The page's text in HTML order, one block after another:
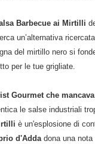
Barbecue ai Mirtilli
un’alternativa
del mirtillo nero si
per le tue grigliate.
Gourmet che
le salse industriali
è un'esplosione di
d'Addadona una nota